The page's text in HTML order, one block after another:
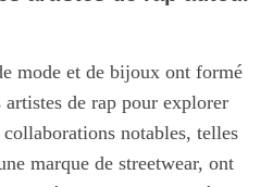
mode et de bijoux ont formé
artistes de rap pour explorer
collaborations notables, telles
marque de streetwear, ont